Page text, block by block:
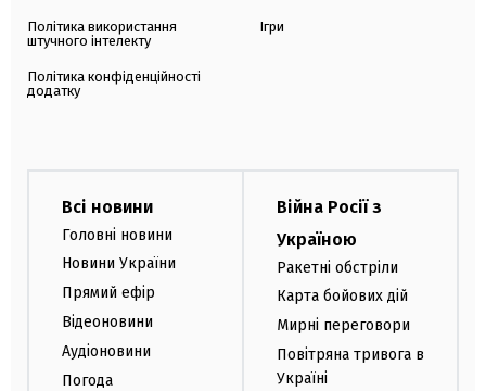
Політика використання
штучного інтелекту
Політика конфіденційності
додатку
Ігри
Всі новини
Головні новини
Новини України
Прямий ефір
Відеоновини
Аудіоновини
Погода
Війна Росії з
Україною
Ракетні обстріли
Карта бойових дій
Мирні переговори
Повітряна тривога в
Україні